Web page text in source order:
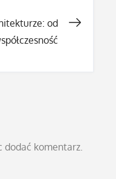
od
dodać komentarz.